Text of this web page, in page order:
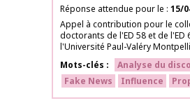
Réponse attendue pour le 15/
Appel à contribution pour le
doctorants de l'ED 58 et de l'ED
l'Université Paul-Valéry
Mots-clés
Analyse du
Fake News
Influence